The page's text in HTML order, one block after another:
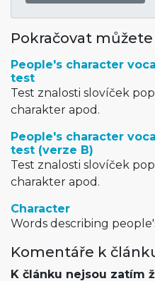
Pokračovat můžete
People's character
test
Test znalosti slovíček
charakter apod.
People's character
test (verze B)
Test znalosti slovíček
charakter apod.
Character
Words describing
Komentáře k
K článku nejsou zatím